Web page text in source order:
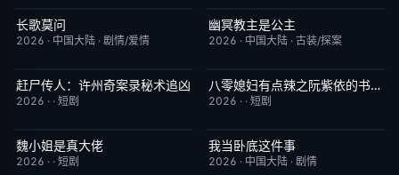
已完结
长歌莫问
2026 · 中国大陆 · 剧情/爱情
已完结
幽冥教主是公主
2026 · 中国大陆 · 古装/探案
完结 9.0
赶尸传人：许州奇案录秘术追凶
2026 · · 短剧
完结 5.0八零媳妇有点辣之阮紫依的书中梦
2026 · · 短剧
完结
魏小姐是真大佬
2026 · · 短剧
已完结
我当卧底这件事
2026 · 中国大陆 · 剧情